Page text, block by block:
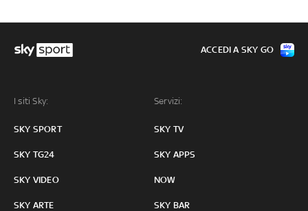
I siti Sky:
SKY SPORT
SKY TG24
SKY VIDEO
SKY ARTE
Servizi:
SKY TV
SKY APPS
NOW
SKY BAR
ACCEDI A SKY GO